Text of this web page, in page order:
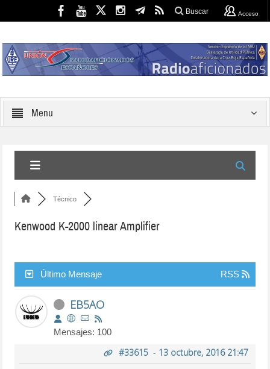
Buscar Acceso
Menu
Técnico
Kenwood K-2000 linear Amplifier
Último Mensaje RSS
EB5AO
Mensajes: 100
#33615- 13 octubre, 2016 21:47